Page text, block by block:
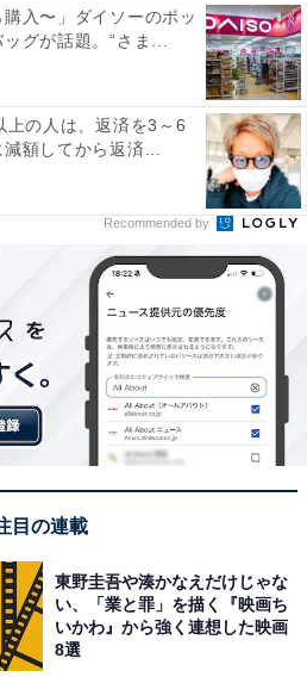
】JBLの人気商品5選
レスイヤホン bluetooth ハイブ
ング/マルチポイント/IPX5/ワイ
タッチディスプレイ搭載/ブラッ
小
で見る
購入〜」ダイソーのポッ
グが話題。“さま...
上の人は、返済を3～6
額してから返済...
Recommended by
目の連載
東野圭吾や湊かなえだけじゃな
い、「業と罪」を描く『映画ち
いかわ』から強く連想した映画
8選